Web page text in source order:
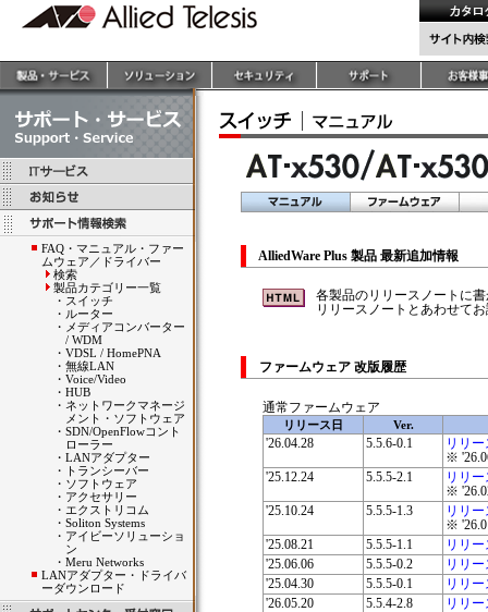
FAQ・マニュアル・ファー
ムウェア／ドライバー
検索
製品カテゴリー一覧
・ スイッチ
・ ルーター
・ メディアコンバーター
/ WDM
・ VDSL / HomePNA
・ 無線LAN
・ Voice/Video
・ HUB
・ ネットワークマネージ
メント・ソフトウェア
・ SDN/OpenFlowコント
ローラー
・ LANアダプター
・
トランシーバー
・ ソフトウェア
・ アクセサリー
・ エクストリコム
・ Soliton Systems
・ アイビーソリューショ
ン
・ Meru Networks
LANアダプター・ドライバ
ーダウンロード
AlliedWare Plus 製品 最新追加情報
各製品のリリースノートに
リリースノートとあわせて
ファームウェア 改版履歴
通常ファームウェア
リリース日 Ver.
'26.04.28 5.5.6-0.1
リリ
※
'25.12.24
5.5.5-2.1
リリ
※
'25.10.24
5.5.5-1.3
リリ
※
'25.08.21
5.5.5-1.1
リリ
'25.06.06
5.5.5-0.2
リリ
'25.04.30
5.5.5-0.1
リリ
'26.05.20
5.5.4-2.8
リリ